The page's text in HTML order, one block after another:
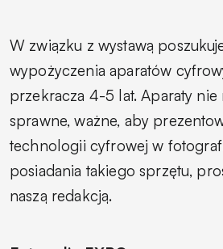
W związku z wystawą
wypożyczenia aparatów
przekracza 4-5 lat. Aparaty nie
sprawne, ważne, aby
technologii cyfrowej w
posiadania takiego sprzętu,
naszą redakcją.